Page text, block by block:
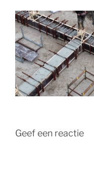
Geef een reactie